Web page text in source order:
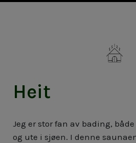
Heit
Jeg er stor fan av bading,
og ute i sjøen. I denne